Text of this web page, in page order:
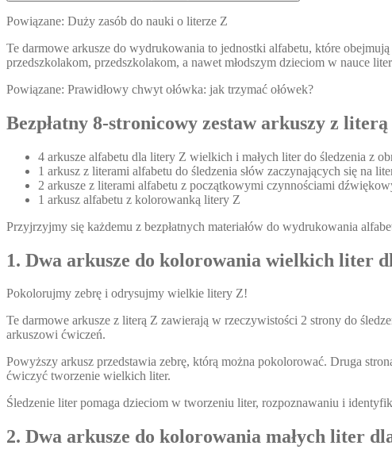
Powiązane: Duży zasób do nauki o literze Z
Te darmowe arkusze do wydrukowania to jednostki alfabetu, które
przedszkolakom, przedszkolakom, a nawet młodszym dzieciom w nauce
Powiązane: Prawidłowy chwyt ołówka: jak trzymać ołówek?
Bezpłatny 8-stronicowy zestaw arkuszy z
4 arkusze alfabetu dla litery Z wielkich i małych liter do śledzenia z
1 arkusz z literami alfabetu do śledzenia słów zaczynających się na
2 arkusze z literami alfabetu z początkowymi czynnościami
1 arkusz alfabetu z kolorowanką litery Z
Przyjrzyjmy się każdemu z bezpłatnych materiałów do wydrukowania
1. Dwa arkusze do kolorowania wielkich liter
Pokolorujmy zebrę i odrysujmy wielkie litery Z!
Te darmowe arkusze z literą Z zawierają w rzeczywistości 2 strony do
arkuszowi ćwiczeń.
Powyższy arkusz przedstawia zebrę, którą można pokolorować. Druga
ćwiczyć tworzenie wielkich liter.
Śledzenie liter pomaga dzieciom w tworzeniu liter, rozpoznawaniu i
2. Dwa arkusze do kolorowania małych liter